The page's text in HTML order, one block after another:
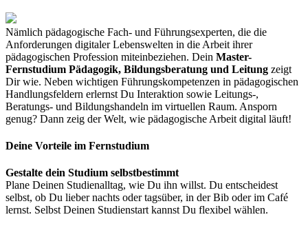
Nämlich pädagogische Fach- und Führungsexperten, die die
Anforderungen digitaler Lebenswelten in die Arbeit ihrer
pädagogischen Profession miteinbeziehen. Dein Master-
Fernstudium Pädagogik, Bildungsberatung und Leitung zeigt
Dir wie. Neben wichtigen Führungskompetenzen in pädagogischen
Handlungsfeldern erlernst Du Interaktion sowie Leitungs-,
Beratungs- und Bildungshandeln im virtuellen Raum. Ansporn
genug? Dann zeig der Welt, wie pädagogische Arbeit digital läuft!
Deine Vorteile im Fernstudium
Gestalte dein Studium selbstbestimmt
Plane Deinen Studienalltag, wie Du ihn willst. Du entscheidest
selbst, ob Du lieber nachts oder tagsüber, in der Bib oder im Café
lernst. Selbst Deinen Studienstart kannst Du flexibel wählen.